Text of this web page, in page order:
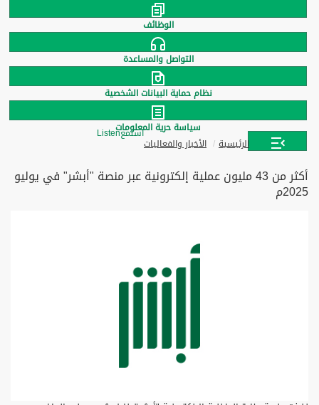
الوظائف
التواصل والمساعدة
نظام حماية البيانات الشخصية
سياسة حرية المعلومات
الرئيسية
الأخبار والفعاليات
استمعListen
أكثر من 43 مليون عملية إلكترونية عبر منصة "أبشر" في يوليو
2025م